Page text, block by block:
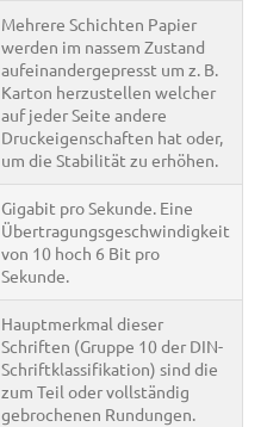
Mehrere Schichten Papier
werden im nassem Zustand
aufeinandergepresst um z. B.
Karton herzustellen welcher
auf jeder Seite andere
Druckeigenschaften hat oder,
um die Stabilität zu erhöhen.
Gigabit pro Sekunde. Eine
Übertragungsgeschwindigkeit
von 10 hoch 6 Bit pro
Sekunde.
Hauptmerkmal dieser
Schriften (Gruppe 10 der DIN-
Schriftklassifikation) sind die
zum Teil oder vollständig
gebrochenen Rundungen.